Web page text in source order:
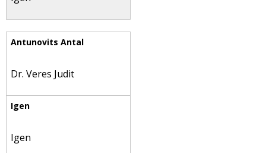
Dr. Veres Judit
Igen